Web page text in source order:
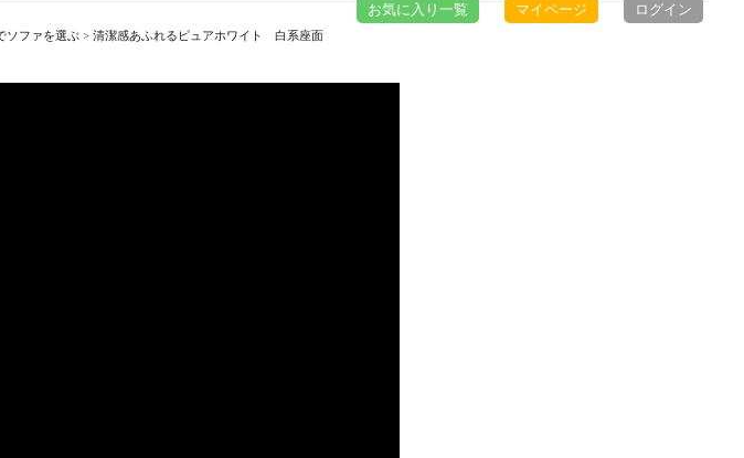
お気に入り一覧 マイページ ログイン
ソファを選ぶ > 清潔感あふれるピュアホワイト 白系座面